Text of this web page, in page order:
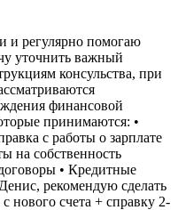
и регулярно помогаю
уточнить важный
консульства, при
финансовой
принимаются: •
с работы о зарплате
на собственность
• Кредитные
рекомендую сделать
нового счета + справку 2-